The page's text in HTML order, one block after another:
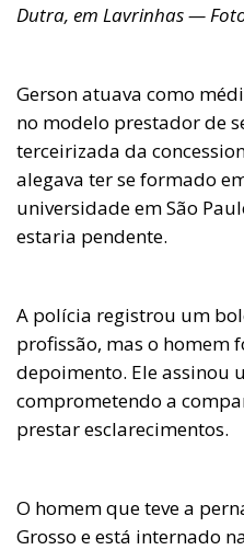
Dutra, em Lavrinhas —
Gerson atuava como
no modelo prestador de
terceirizada da
alegava ter se formado
universidade em São
estaria pendente.
A polícia registrou um
profissão, mas o homem
depoimento. Ele assinou
comprometendo a
prestar esclarecimentos.
O homem que teve a
Grosso e está internado